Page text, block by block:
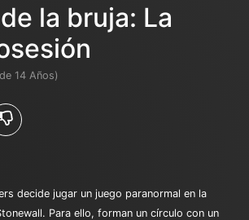
la bruja: La
14 Años)
decide jugar un juego paranormal en la
Para ello, forman un círculo con un